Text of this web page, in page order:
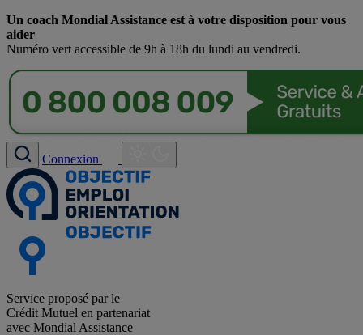
Un coach Mondial Assistance est à votre disposition pour vous
aider
Numéro vert accessible de 9h à 18h du lundi au vendredi.
Connexion
Service proposé par le
Crédit Mutuel en partenariat
avec Mondial Assistance